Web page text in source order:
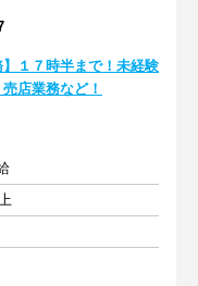
】１７時半まで！未経験
店業務など！